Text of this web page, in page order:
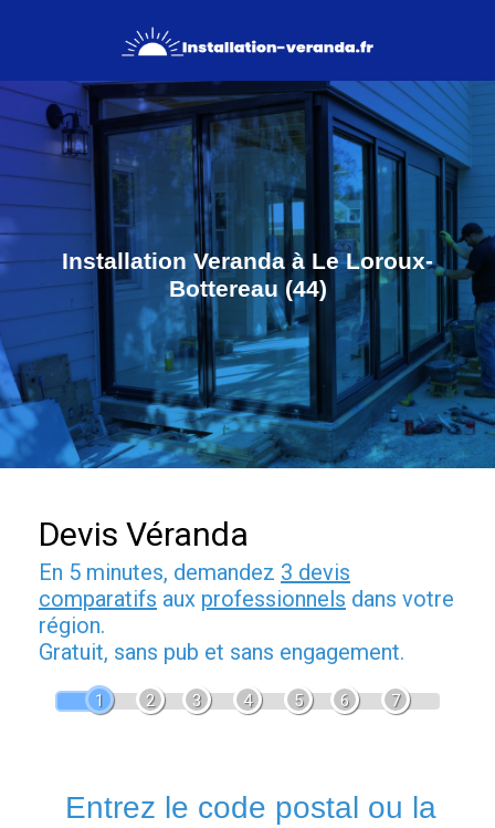
Installation Veranda à Le Loroux-
Bottereau (44)
Devis Véranda
En 5 minutes, demandez 3 devis
comparatifs aux professionnels dans votre
région.
Gratuit, sans pub et sans engagement.
1 2 3 4 5 6 7
Entrez le code postal ou la